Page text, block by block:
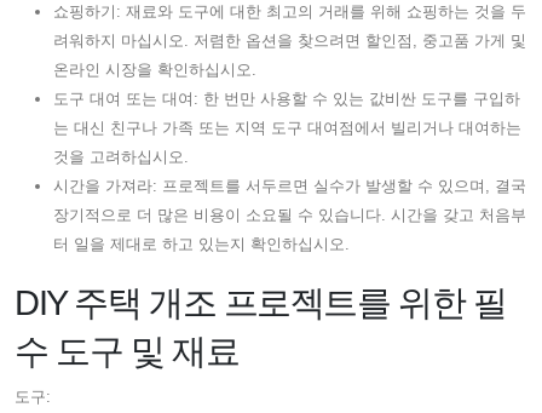
쇼핑하기: 재료와 도구에 대한 최고의 거래를 위해 쇼핑하는 것을 두
려워하지 마십시오. 저렴한 옵션을 찾으려면 할인점, 중고품 가게 및
온라인 시장을 확인하십시오.
도구 대여 또는 대여: 한 번만 사용할 수 있는 값비싼 도구를 구입하
는 대신 친구나 가족 또는 지역 도구 대여점에서 빌리거나 대여하는
것을 고려하십시오.
시간을 가져라: 프로젝트를 서두르면 실수가 발생할 수 있으며, 결국
장기적으로 더 많은 비용이 소요될 수 있습니다. 시간을 갖고 처음부
터 일을 제대로 하고 있는지 확인하십시오.
DIY 주택 개조 프로젝트를 위한 필
수 도구 및 재료
도구: